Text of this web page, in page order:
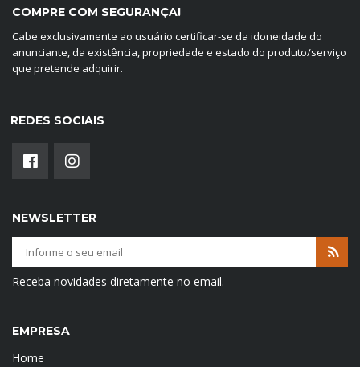
COMPRE COM SEGURANÇA!
Cabe exclusivamente ao usuário certificar-se da idoneidade do
anunciante, da existência, propriedade e estado do produto/serviço
que pretende adquirir.
REDES SOCIAIS
NEWSLETTER
Receba novidades diretamente no email.
EMPRESA
Home